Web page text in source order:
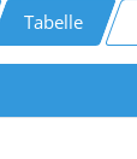
Tabelle